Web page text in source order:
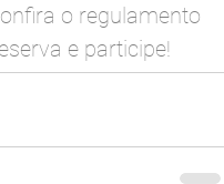
o regulamento
e participe!